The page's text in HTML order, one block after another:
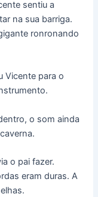
sentiu a
na sua barriga.
ronronando
Vicente para o
o som ainda
o pai fazer.
eram duras. A